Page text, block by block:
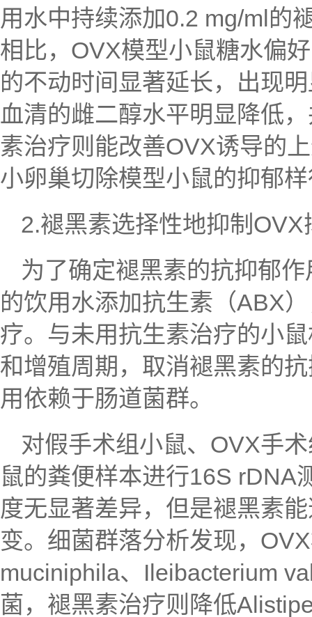
用水中持续添加0.2 mg/ml的
相比，OVX模型小鼠糖水偏
的不动时间显著延长，出现
血清的雌二醇水平明显降低
素治疗则能改善OVX诱导的
小卵巢切除模型小鼠的抑郁
2.褪黑素选择性地抑制
为了确定褪黑素的抗抑郁
的饮用水添加抗生素（ABX
疗。与未用抗生素治疗的小
和增殖周期，取消褪黑素的
用依赖于肠道菌群。
对假手术组小鼠、OVX手
鼠的粪便样本进行16S rDNA
度无显著差异，但是褪黑素
变。细菌群落分析发现，
muciniphila、Ileibacterium
菌，褪黑素治疗则降低